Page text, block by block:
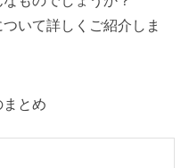
いて詳しくご紹介しま
とめ